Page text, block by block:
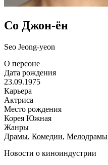
Со Джон-ён
Seo Jeong-yeon
О персоне
Дата рождения
23.09.1975
Карьера
Актриса
Место рождения
Корея Южная
Жанры
Драмы, Комедии, Мелодрамы
Новости о киноиндустрии